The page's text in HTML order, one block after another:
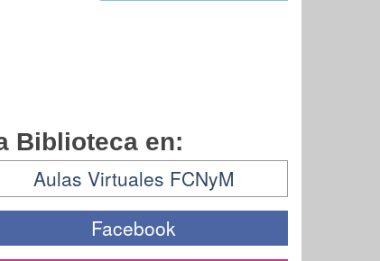
Biblioteca en:
Aulas Virtuales FCNyM
Facebook